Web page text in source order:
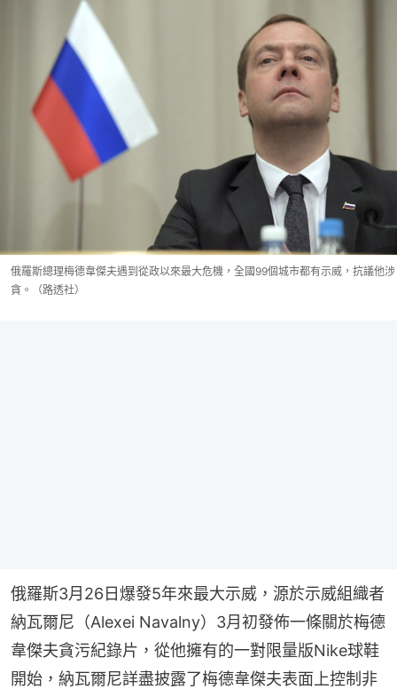
俄羅斯總理梅德韋傑夫遇到從政以來最大危機，全國99個城市都有示威，抗議他涉
貪。（路透社）
俄羅斯3月26日爆發5年來最大示威，源於示威組織者
納瓦爾尼（Alexei Navalny）3月初發佈一條關於梅德
韋傑夫貪污紀錄片，從他擁有的一對限量版Nike球鞋
開始，納瓦爾尼詳盡披露了梅德韋傑夫表面上控制非